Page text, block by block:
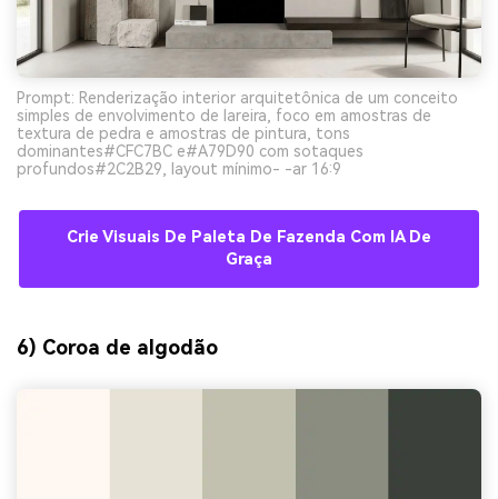
Prompt: Renderização interior arquitetônica de um conceito
simples de envolvimento de lareira, foco em amostras de
textura de pedra e amostras de pintura, tons
dominantes#CFC7BC e#A79D90 com sotaques
profundos#2C2B29, layout mínimo- -ar 16:9
Crie Visuais De Paleta De Fazenda Com IA De
Graça
6) Coroa de algodão